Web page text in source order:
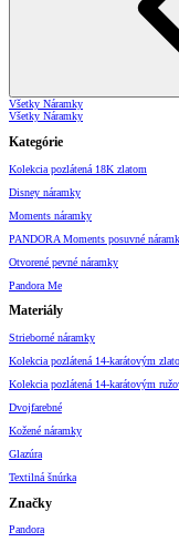
Všetky Náramky
Všetky Náramky
Kategórie
Kolekcia pozlátená 18K zlatom
Disney náramky
Moments náramky
PANDORA Moments posuvné
Otvorené pevné náramky
Pandora Me
Materiály
Strieborné náramky
Kolekcia pozlátená 14-karátovým
Kolekcia pozlátená 14-karátovým
Dvojfarebné
Kožené náramky
Glazúra
Textilná šnúrka
Značky
Pandora